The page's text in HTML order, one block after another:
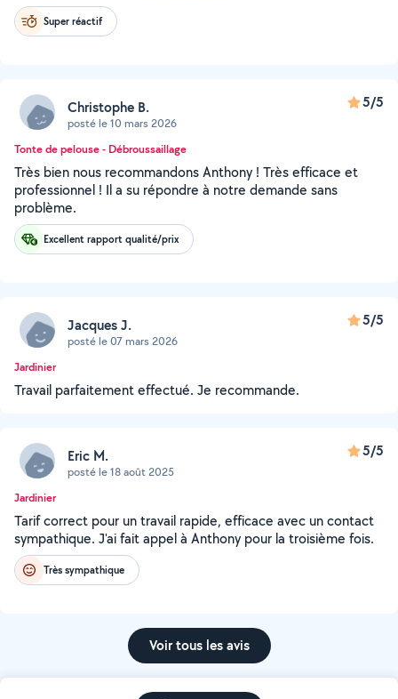
Super réactif
Christophe B.
posté le 10 mars 2026
5/5
Tonte de pelouse - Débroussaillage
Très bien nous recommandons Anthony ! Très efficace et
professionnel ! Il a su répondre à notre demande sans
problème.
Excellent rapport qualité/prix
Jacques J.
posté le 07 mars 2026
5/5
Jardinier
Travail parfaitement effectué. Je recommande.
Eric M.
posté le 18 août 2025
5/5
Jardinier
Tarif correct pour un travail rapide, efficace avec un contact
sympathique. J'ai fait appel à Anthony pour la troisième fois.
Très sympathique
Voir tous les avis